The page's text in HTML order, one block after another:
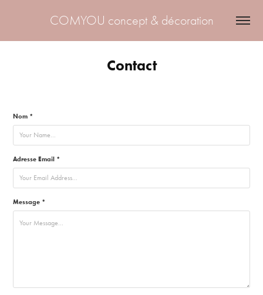
COMYOU concept & décoration
Contact
Nom *
Adresse Email *
Message *